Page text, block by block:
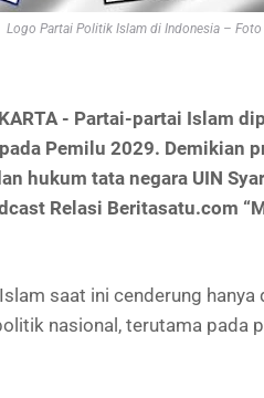
Logo Partai Politik Islam di Indonesia –
- Partai-partai Islam
Pemilu 2029. Demikian
hukum tata negara UIN
Relasi Beritasatu.com
saat ini cenderung
nasional, terutama pada